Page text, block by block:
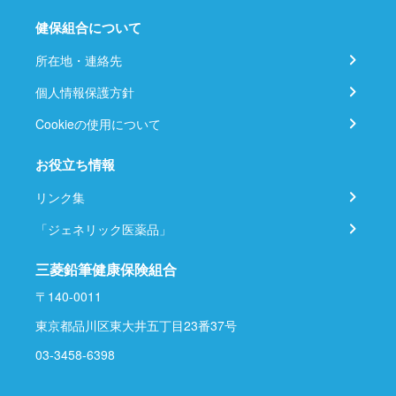
健保組合について
所在地・連絡先
個人情報保護方針
Cookieの使用について
お役立ち情報
リンク集
「ジェネリック医薬品」
三菱鉛筆健康保険組合
〒140-0011
東京都品川区東大井五丁目23番37号
03-3458-6398